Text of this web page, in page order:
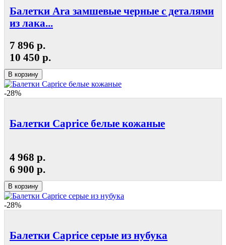
Балетки Ara замшевые черные с деталями
из лака...
7 896 р.
10 450 р.
В корзину
-28%
Балетки Caprice белые кожаные
4 968 р.
6 900 р.
В корзину
-28%
Балетки Caprice серые из нубука